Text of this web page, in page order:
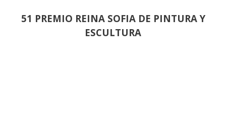
51 PREMIO REINA SOFIA DE PINTURA Y
ESCULTURA